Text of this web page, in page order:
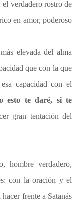
el verdadero rostro de
en amor, poderoso
elevada del alma
que con la que
capacidad con el
esto te daré, si te
gran tentación del
hombre verdadero,
con la oración y el
frente a Satanás